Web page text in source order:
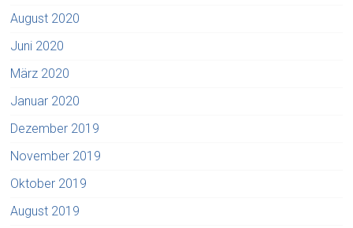
August 2020
Juni 2020
März 2020
Januar 2020
Dezember 2019
November 2019
Oktober 2019
August 2019